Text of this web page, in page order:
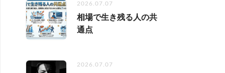
2026.07.07
相場で生き残る人の共
通点
2026.07.07